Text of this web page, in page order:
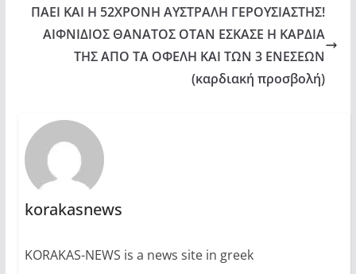
ΠΑΕΙ ΚΑΙ Η 52ΧΡΟΝΗ ΑΥΣΤΡΑΛΗ ΓΕΡΟΥΣΙΑΣΤΗΣ!
ΑΙΦΝΙΔΙΟΣ ΘΑΝΑΤΟΣ ΟΤΑΝ ΕΣΚΑΣΕ Η ΚΑΡΔΙΑ
ΤΗΣ ΑΠΟ ΤΑ ΟΦΕΛΗ ΚΑΙ ΤΩΝ 3 ΕΝΕΣΕΩΝ
(καρδιακή προσβολή)
korakasnews
KORAKAS-NEWS is a news site in greek